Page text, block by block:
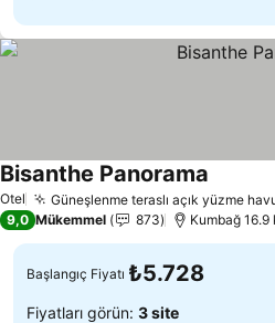
Otel Güneşlenme teraslı açık yüzme
Bisanthe Panorama
9,0 Mükemmel 873 Kumbağ 16.9
Başlangıç Fiyatı ₺5.728
Fiyatları görün: 3 site